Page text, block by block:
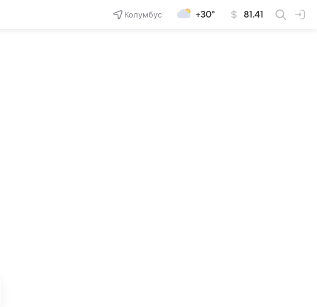
Колумбус +30° 81.41